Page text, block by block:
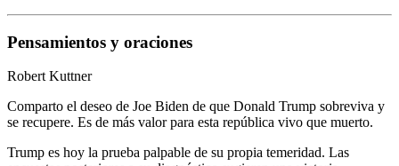
Pensamientos y oraciones
Robert Kuttner
Comparto el deseo de Joe Biden de que Donald Trump sobreviva y
se recupere. Es de más valor para esta república vivo que muerto.
Trump es hoy la prueba palpable de su propia temeridad. Las